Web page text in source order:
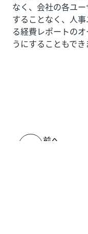
なく、会社の各ユ
することなく、人
る経費レポートの
うにすることもでき
前へ